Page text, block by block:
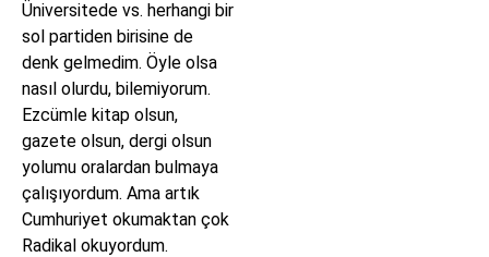
Üniversitede vs. herhangi bir
sol partiden birisine de
denk gelmedim. Öyle olsa
nasıl olurdu, bilemiyorum.
Ezcümle kitap olsun,
gazete olsun, dergi olsun
yolumu oralardan bulmaya
çalışıyordum. Ama artık
Cumhuriyet okumaktan çok
Radikal okuyordum.